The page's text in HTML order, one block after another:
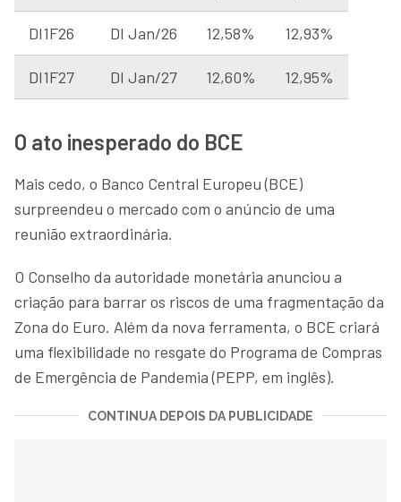
DI1F26 DI Jan/26 12,58% 12,93%
DI1F27 DI Jan/27 12,60% 12,95%
O ato inesperado do BCE
Mais cedo, o Banco Central Europeu (BCE)
surpreendeu o mercado com o anúncio de uma
reunião extraordinária.
O Conselho da autoridade monetária anunciou a
criação para barrar os riscos de uma fragmentação da
Zona do Euro. Além da nova ferramenta, o BCE criará
uma flexibilidade no resgate do Programa de Compras
de Emergência de Pandemia (PEPP, em inglês).
CONTINUA DEPOIS DA PUBLICIDADE